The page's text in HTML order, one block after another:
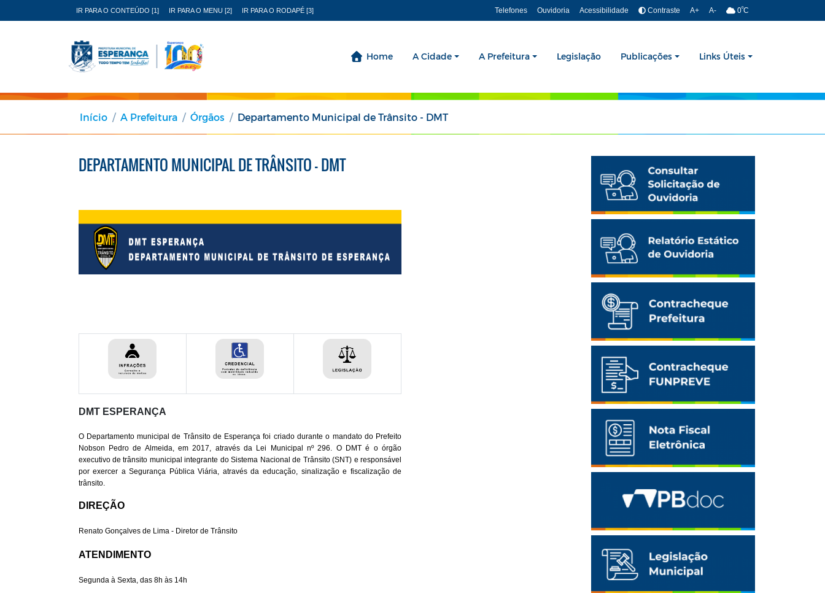
IR PARA O CONTEÚDO [1] IR PARA O MENU [2] IR PARA O RODAPÉ [3] Telefones Ouvidoria Acessibilidade Contraste A+ A- 0ºC
Home A Cidade A Prefeitura Legislação Publicações Links Úteis
Início A Prefeitura Órgãos Departamento Municipal de Trânsito - DMT
DEPARTAMENTO MUNICIPAL DE TRÂNSITO - DMT
DMT ESPERANÇA
O Departamento municipal de Trânsito de Esperança foi criado durante o mandato do Prefeito
Nobson Pedro de Almeida, em 2017, através da Lei Municipal nº 296. O DMT é o órgão
executivo de trânsito municipal integrante do Sistema Nacional de Trânsito (SNT) e responsável
por exercer a Segurança Pública Viária, através da educação, sinalização e fiscalização de
trânsito.
DIREÇÃO
Renato Gonçalves de Lima - Diretor de Trânsito
ATENDIMENTO